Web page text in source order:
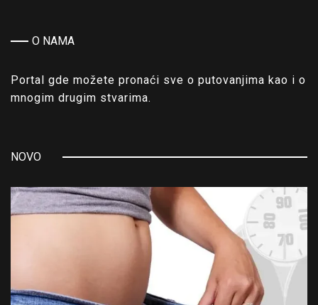
O NAMA
Portal gde možete pronaći sve o putovanjima kao i o
mnogim drugim stvarima.
NOVO